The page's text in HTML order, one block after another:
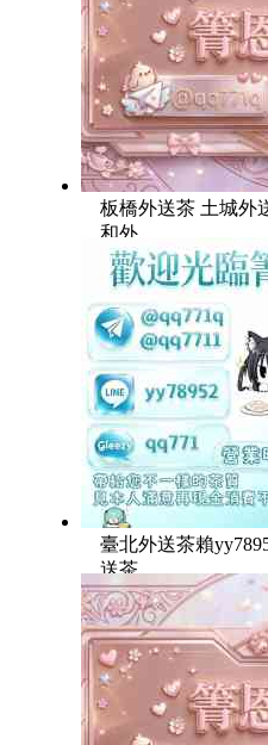
板橋外送茶 土城外
和外
臺北外送茶賴
送茶